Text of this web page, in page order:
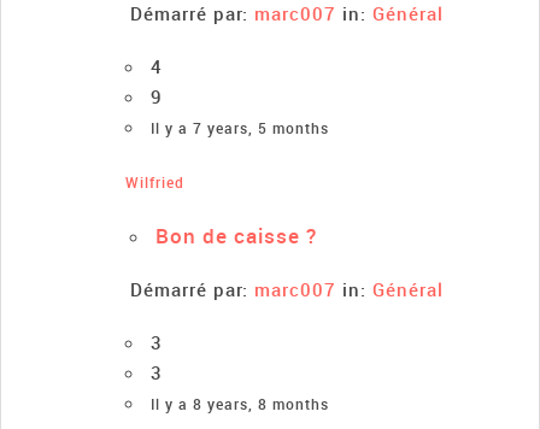
Démarré par: marc007 in: Général
4
9
Il y a 7 years, 5 months
Wilfried
Bon de caisse ?
Démarré par: marc007 in: Général
3
3
Il y a 8 years, 8 months